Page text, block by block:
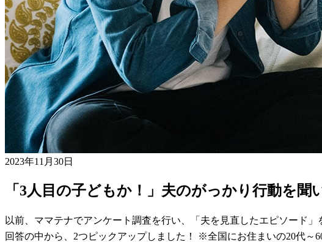
2023年11月30日
「3人目の子どもか！」夫のがっかり行動を
以前、ママテナでアンケート調査を行い、「夫を見直したエピソード
回答の中から、2つピックアップしました！ ※全国にお住まいの20代～